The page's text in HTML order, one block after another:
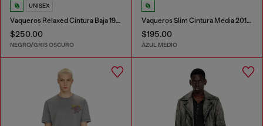
UNISEX
Vaqueros Relaxed Cintura Baja 1996 D-Sire
$250.00
NEGRO/GRIS OSCURO
Vaqueros Slim Cintura Media 2019 D-Strukt
$195.00
AZUL MEDIO